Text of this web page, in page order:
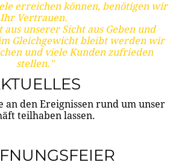
erreichen können, benötigen wir
Ihr Vertrauen.
aus unserer Sicht aus Geben und
Gleichgewicht bleibt werden wir
und viele Kunden zufrieden
stellen."
an den Ereignissen rund um unser
teilhaben lassen.